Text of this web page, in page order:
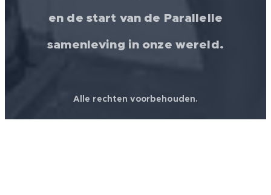
en de start van de Parallelle
samenleving in onze wereld.
Alle rechten voorbehouden.